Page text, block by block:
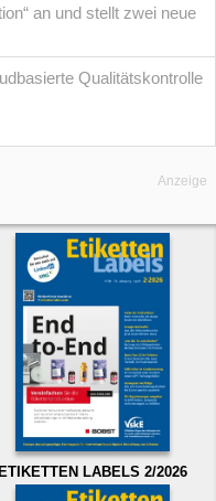
an und stellt zwei neue
Qualitätskontrolle
Anzeige
ETIKETTEN LABELS 2/2026